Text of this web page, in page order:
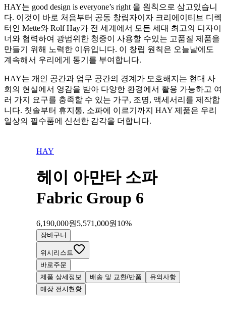
HAY는 good design is everyone’s right 을 원칙으로 삼고있습니
다. 이것이 바로 처음부터 공동 창립자이자 크리에이티브 디렉
터인 Mette와 Rolf Hay가 전 세계에서 모든 세대 최고의 디자이
너와 협력하여 광범위한 청중이 사용할 수있는 고품질 제품을
만들기 위해 노력한 이유입니다. 이 창립 원칙은 오늘날에도
계속해서 우리에게 동기를 부여합니다.
HAY는 개인 공간과 업무 공간의 경계가 모호해지는 현대 사
회의 현실에서 영감을 받아 다양한 환경에서 활용 가능하고 여
러 가지 요구를 충족할 수 있는 가구, 조명, 액세서리를 제작합
니다. 칫솔부터 휴지통, 소파에 이르기까지 HAY 제품은 우리
일상의 필수품에 신선한 감각을 더합니다.
HAY
헤이 아만타 소파
Fabric Group 6
6,190,000원 5,571,000원 10%
장바구니
위시리스트
바로주문
제품 상세정보
배송 및 교환/반품
유의사항
매장 전시현황